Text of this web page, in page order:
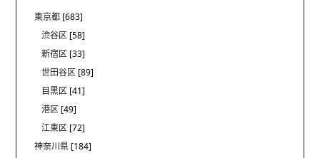
東京都 [683]
渋谷区 [58]
新宿区 [33]
世田谷区 [89]
目黒区 [41]
港区 [49]
江東区 [72]
神奈川県 [184]